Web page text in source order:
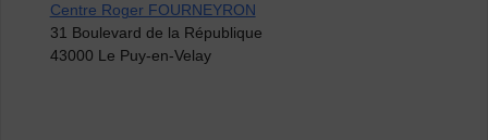
Centre Roger FOURNEYRON
31 Boulevard de la République
43000 Le Puy-en-Velay